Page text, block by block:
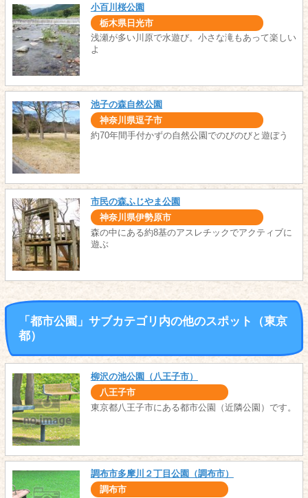
小百川桜公園
栃木県日光市
浅瀬が多い川原で水遊び。小さな滝もあって楽しい
よ
池子の森自然公園
神奈川県逗子市
約70年間手付かずの自然公園でのびのびと遊ぼう
市民の森ふじやま公園
神奈川県伊勢原市
森の中にある約8基のアスレチックでアクティブに
遊ぶ
「都市公園」サブカテゴリ内の他のスポット（東京
都）
柳沢の池公園（八王子市）
八王子市
東京都八王子市にある都市公園（近隣公園）です。
調布市多摩川２丁目公園（調布市）
調布市